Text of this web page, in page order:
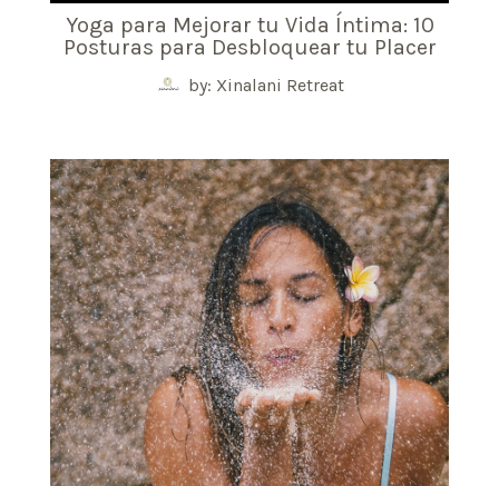
Yoga para Mejorar tu Vida Íntima: 10
Posturas para Desbloquear tu Placer
by: Xinalani Retreat